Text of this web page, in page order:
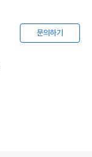
문의하기